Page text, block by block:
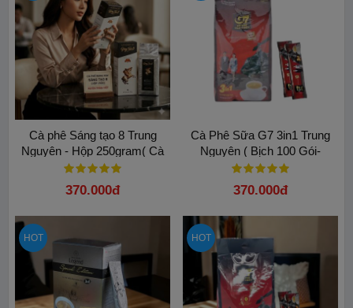
Cà phê Sáng tạo 8 Trung
Nguyên - Hộp 250gram( Cà
phê Bột) - Hương vị huyền
thoại
370.000đ
Cà Phê Sữa G7 3in1 Trung
Nguyên ( Bịch 100 Gói-
16gam)
370.000đ
HOT HOT